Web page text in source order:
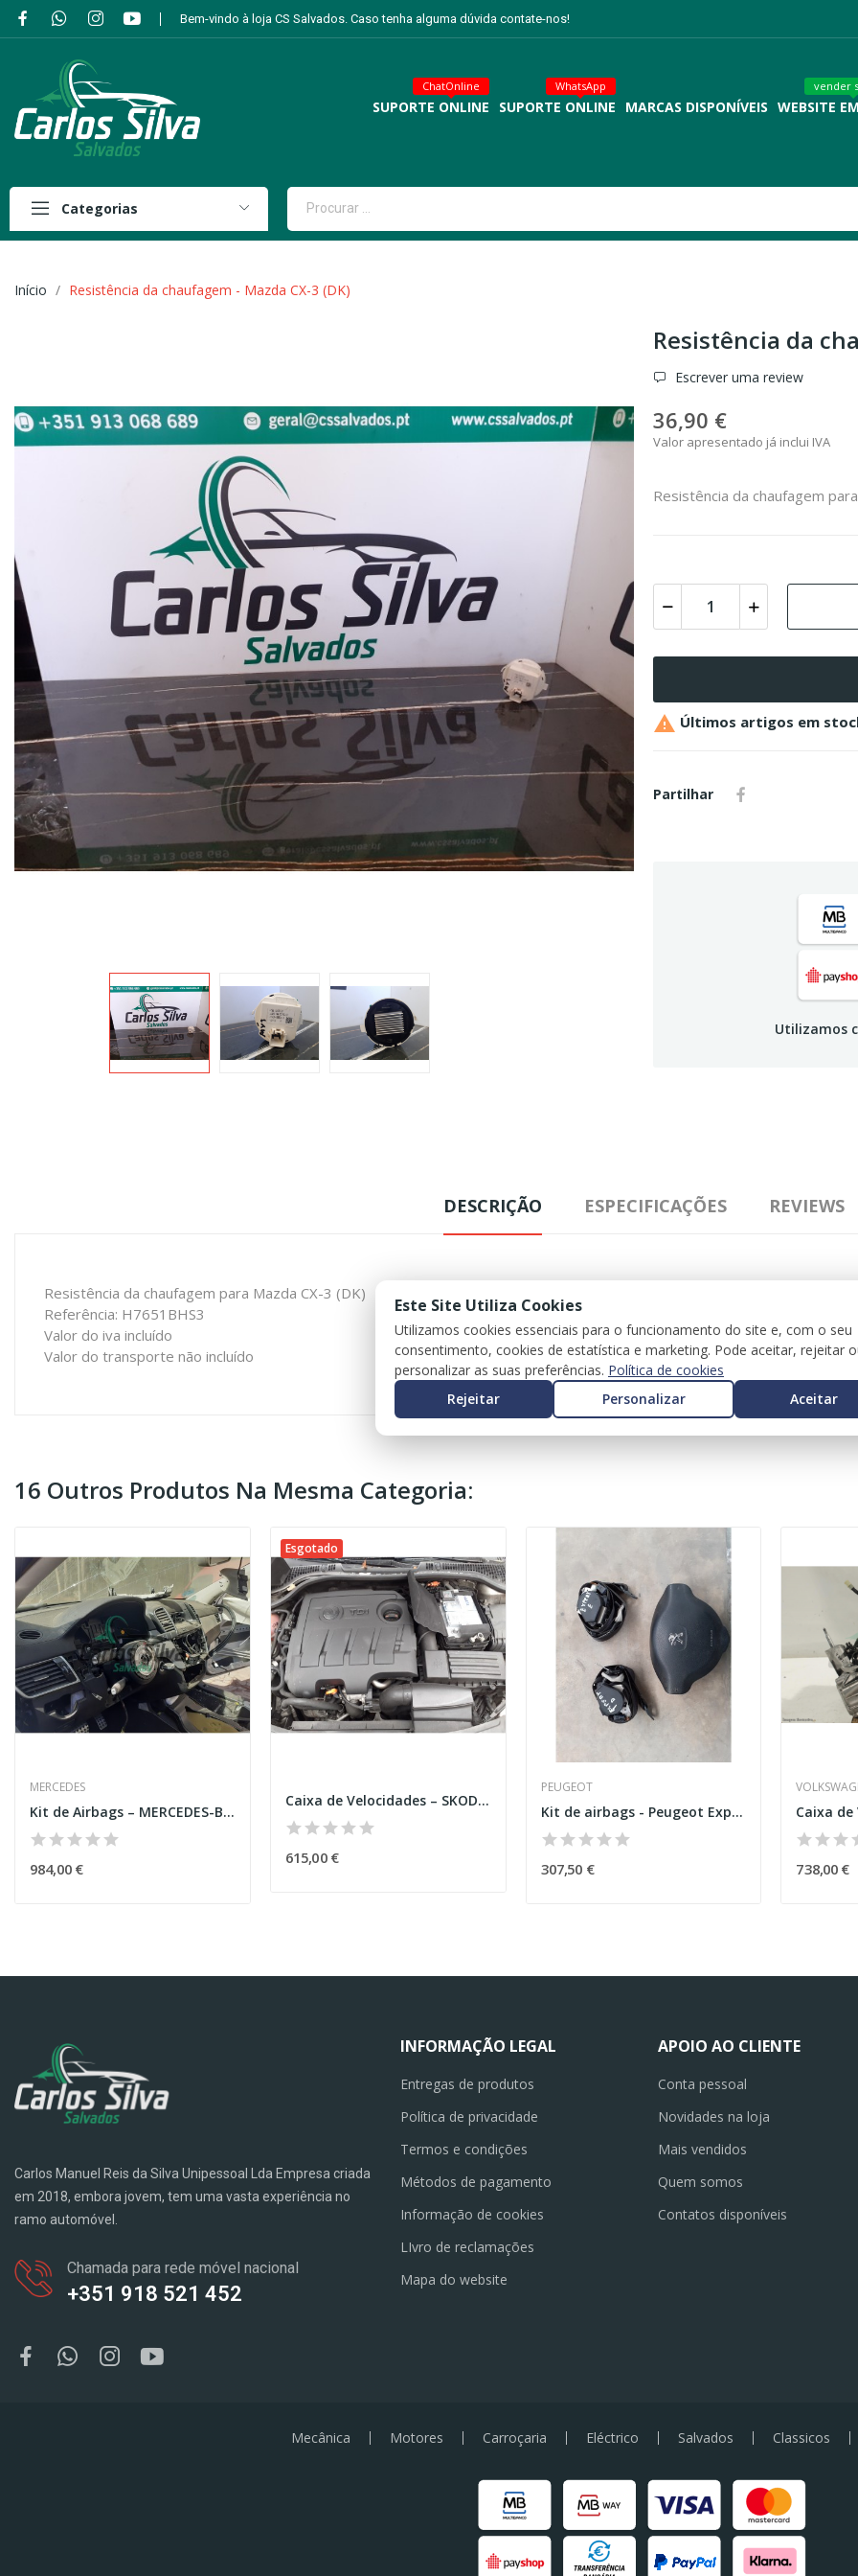
Bem-vindo à loja CS Salvados. Caso tenha alguma dúvida contate-nos!
SUPORTE ONLINE
ChatOnline
SUPORTE ONLINE
WhatsApp
MARCAS DISPONÍVEIS WEBSITE
vender
Categorias
Início Resistência da chaufagem - Mazda CX-3 (DK)
Resistência da
Escrever uma review
36,90 €
Valor apresentado já inclui IVA
Resistência da chaufagem
 Últimos artigos em
Partilhar
Utilizamos
DESCRIÇÃO ESPECIFICAÇÕES REVIEWS
Resistência da chaufagem para Mazda CX-3 (DK)
Referência: H7651BHS3
Valor do iva incluído
Valor do transporte não incluído
16 Outros Produtos Na Mesma Categoria:
MERCEDES
Kit de Airbags – MERCEDES-BENZ GLE COUPE (C292)
984,00 €
Esgotado
Caixa de Velocidades – SKODA OCTAVIA II COMBI...
615,00 €
PEUGEOT
Kit de airbags - Peugeot Expert Caixa...
307,50 € 738,00 €
Carlos Manuel Reis da Silva Unipessoal Lda Empresa criada
em 2018, embora jovem, tem uma vasta experiência no
ramo automóvel.
Chamada para rede móvel nacional
+351 918 521 452
INFORMAÇÃO LEGAL
Entregas de produtos
Política de privacidade
Termos e condições
Métodos de pagamento
Informação de cookies
LIvro de reclamações
Mapa do website
APOIO AO CLIENTE
Conta pessoal
Novidades na loja
Mais vendidos
Quem somos
Contatos disponíveis
Mecânica Motores Carroçaria Eléctrico Salvados Classicos
Este Site Utiliza Cookies
Utilizamos cookies essenciais para o funcionamento do site e, com o seu
consentimento, cookies de estatística e marketing. Pode aceitar, rejeitar
personalizar as suas preferências. Política de cookies
Rejeitar
Personalizar Aceitar